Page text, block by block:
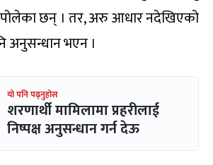
पोलेका छन् । तर, अरु आधार नदेखिएको
अनुसन्धान भएन ।
यो पनि पढ्नुहोस
शरणार्थी मामिलामा प्रहरीलाई
निष्पक्ष अनुसन्धान गर्न देऊ